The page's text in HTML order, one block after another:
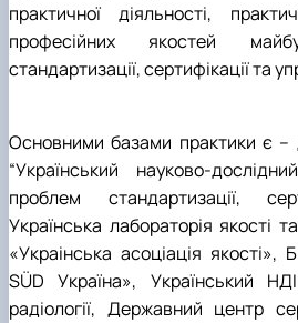
практичної діяльності,
професійних якостей
стандартизації, сертифікації та
Основними базами практики є –
“Український науково-
проблем стандартизації,
Українська лабораторія якості
«Украінська асоціація
SÜD Україна», Український НДІ
радіології, Державний центр